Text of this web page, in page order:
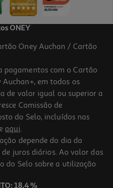
ONEY
Oney Auchan / Cartão
pagamentos com o Cartão
em todos os
de valor igual ou superior a
Comissão de
do Selo, incluídos nas
aqui.
depende do dia da
juros diários. Ao valor das
do Selo sobre a utilização
18,4 %